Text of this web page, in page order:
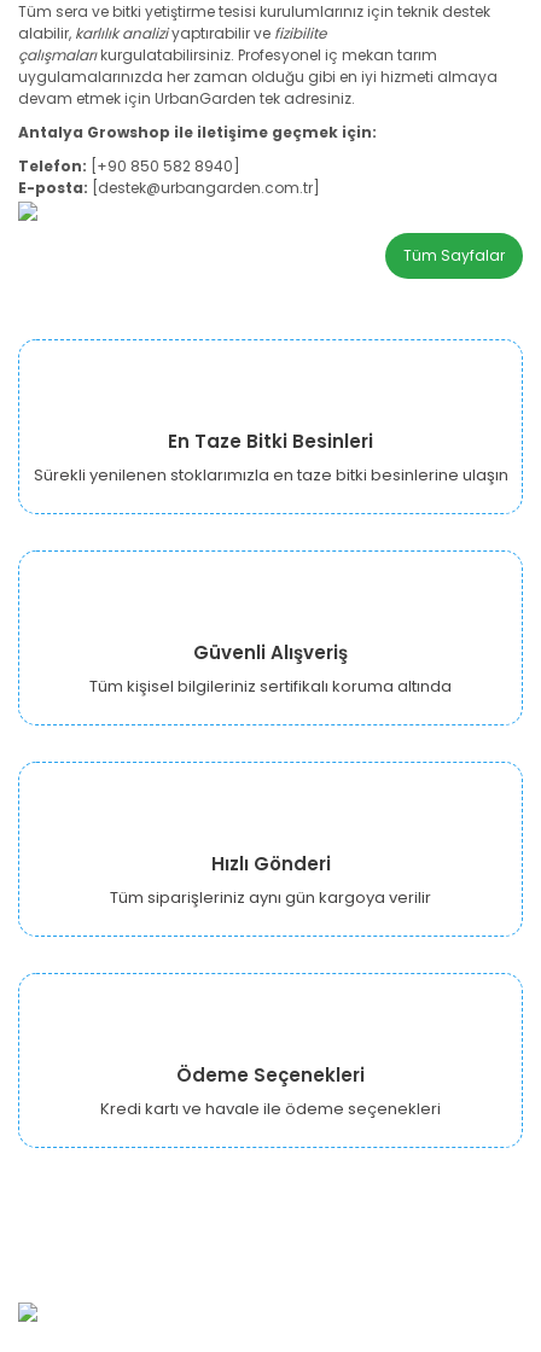
Tüm sera ve bitki yetiştirme tesisi kurulumlarınız için teknik destek
alabilir, karlılık analiziyaptırabilir ve fizibilite
çalışmalarıkurgulatabilirsiniz. Profesyonel iç mekan tarım
uygulamalarınızda her zaman olduğu gibi en iyi hizmeti almaya
devam etmek için UrbanGarden tek adresiniz.
Antalya Growshop ile iletişime geçmek için:
Telefon: [+90 850 582 8940]
E-posta: [destek@urbangarden.com.tr]
Tüm Sayfalar
En Taze Bitki Besinleri
Sürekli yenilenen stoklarımızla en taze bitki besinlerine ulaşın
Güvenli Alışveriş
Tüm kişisel bilgileriniz sertifikalı koruma altında
Hızlı Gönderi
Tüm siparişleriniz aynı gün kargoya verilir
Ödeme Seçenekleri
Kredi kartı ve havale ile ödeme seçenekleri